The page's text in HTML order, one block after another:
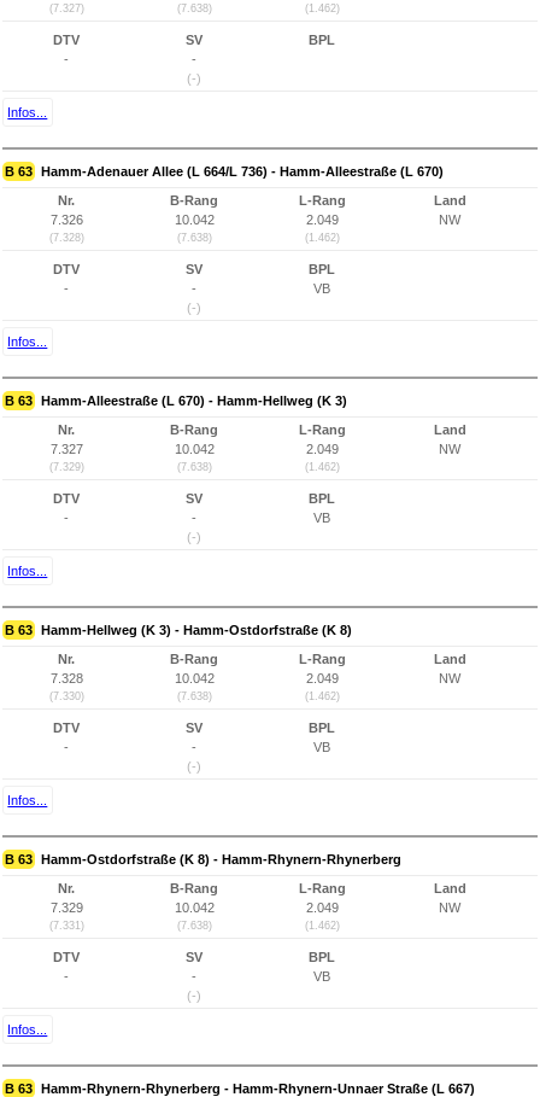
(7.327) (7.638) (1.462)
DTV
-
SV
-
(-)
BPL
Infos...
B 63 Hamm-Adenauer Allee (L 664/L 736) - Hamm-Alleestraße (L 670)
Nr.
7.326
(7.328)
B-Rang
10.042
(7.638)
L-Rang
2.049
(1.462)
Land
NW
DTV
-
SV
-
(-)
BPL
VB
Infos...
B 63 Hamm-Alleestraße (L 670) - Hamm-Hellweg (K 3)
Nr.
7.327
(7.329)
B-Rang
10.042
(7.638)
L-Rang
2.049
(1.462)
Land
NW
DTV
-
SV
-
(-)
BPL
VB
Infos...
B 63 Hamm-Hellweg (K 3) - Hamm-Ostdorfstraße (K 8)
Nr.
7.328
(7.330)
B-Rang
10.042
(7.638)
L-Rang
2.049
(1.462)
Land
NW
DTV
-
SV
-
(-)
BPL
VB
Infos...
B 63 Hamm-Ostdorfstraße (K 8) - Hamm-Rhynern-Rhynerberg
Nr.
7.329
(7.331)
B-Rang
10.042
(7.638)
L-Rang
2.049
(1.462)
Land
NW
DTV
-
SV
-
(-)
BPL
VB
Infos...
B 63 Hamm-Rhynern-Rhynerberg - Hamm-Rhynern-Unnaer Straße (L 667)